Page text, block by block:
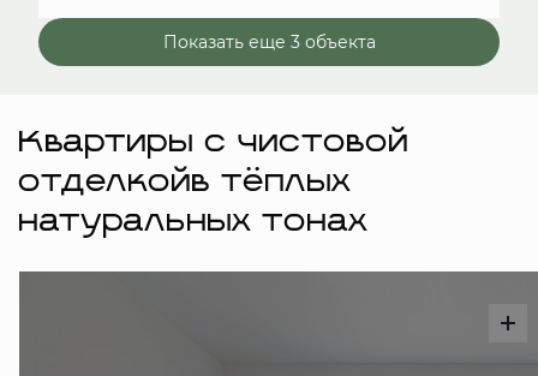
Показать еще 3 объектa
Квартиры с чистовой
отделкойв тёплых
натуральных тонах